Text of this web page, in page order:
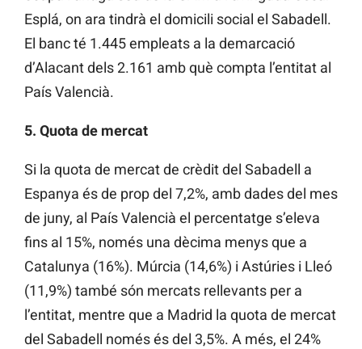
Esplá, on ara tindrà el domicili social el Sabadell.
El banc té 1.445 empleats a la demarcació
d’Alacant dels 2.161 amb què compta l’entitat al
País Valencià.
5. Quota de mercat
Si la quota de mercat de crèdit del Sabadell a
Espanya és de prop del 7,2%, amb dades del mes
de juny, al País Valencià el percentatge s’eleva
fins al 15%, només una dècima menys que a
Catalunya (16%). Múrcia (14,6%) i Astúries i Lleó
(11,9%) també són mercats rellevants per a
l’entitat, mentre que a Madrid la quota de mercat
del Sabadell només és del 3,5%. A més, el 24%